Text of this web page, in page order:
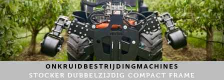
ONKRUIDBESTRIJDINGMACHINES
STOCKER DUBBELZIJDIG COMPACT FRAME